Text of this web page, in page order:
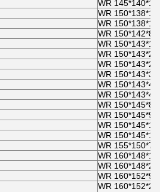
WR
WR
WR
WR 150*142*8
WR 150*143*15
WR 150*143*20
WR 150*143*21
WR 150*143*35
WR 150*143*40
WR 150*143*45
WR 150*145*8
WR 150*145*9,6
WR
WR 150*145*15
WR 155*150*7,8
WR 160*148*15
WR 160*148*20
WR 160*152*9,1
WR 160*152*20